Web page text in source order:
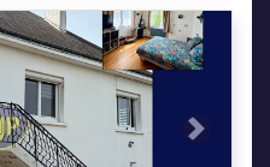
Next